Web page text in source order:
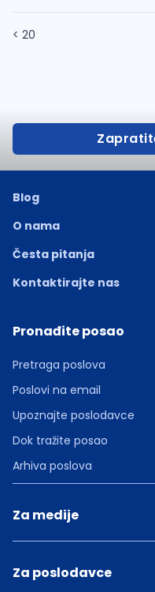
< 20
Blog
O nama
Česta pitanja
Kontaktirajte nas
Pronađite posao
Pretraga poslova
Poslovi na email
Upoznajte poslodavce
Dok tražite posao
Arhiva poslova
Za medije
Za poslodavce